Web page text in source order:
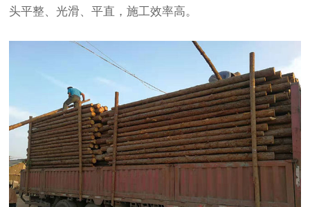
头平整、光滑、平直，施工效率高。